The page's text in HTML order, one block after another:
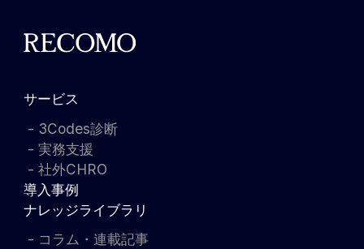
サービス
3Codes診断
実務支援
社外CHRO
導入事例
ナレッジライブラリ
コラム・連載記事